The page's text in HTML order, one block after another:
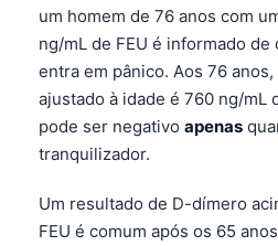
um homem de 76 anos com
ng/mL de FEU é informado de
entra em pânico. Aos 76
ajustado à idade é 760 ng/mL
pode ser negativo apenas
tranquilizador.
Um resultado de D-dímero
FEU é comum após os 65